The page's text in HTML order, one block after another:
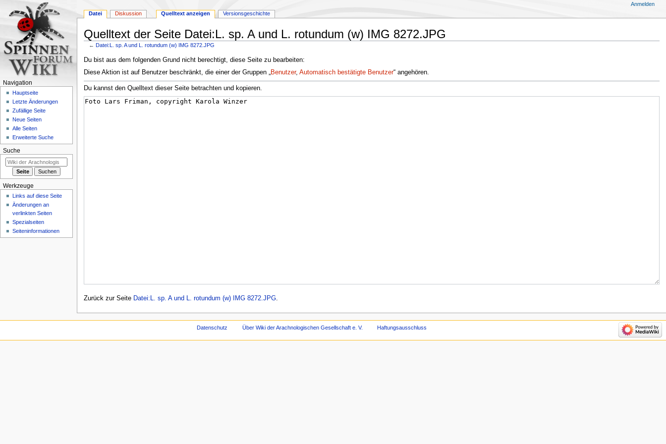
Quelltext der Seite Datei:L. sp. A und L. rotundum (w) IMG 8272.JPG
← Datei:L. sp. A und L. rotundum (w) IMG 8272.JPG
Zur
Navigation
Zur
Suche
Du bist aus dem folgenden Grund nicht berechtigt, diese Seite zu bearbeiten:
Diese Aktion ist auf Benutzer beschränkt, die einer der Gruppen „Benutzer, Automatisch bestätigte Benutzer“ angehören.
Du kannst den Quelltext dieser Seite betrachten und kopieren.
Zurück zur Seite Datei:L. sp. A und L. rotundum (w) IMG 8272.JPG.
Datei Diskussion Quelltext anzeigen Versionsgeschichte
Anmelden
Navigation
Hauptseite
Letzte Änderungen
Zufällige Seite
Neue Seiten
Alle Seiten
Erweiterte Suche
Suche
Werkzeuge
Links auf diese Seite
Änderungen an
verlinkten Seiten
Spezialseiten
Seiten­­informationen
Datenschutz Über Wiki der Arachnologischen Gesellschaft e. V. Haftungsausschluss